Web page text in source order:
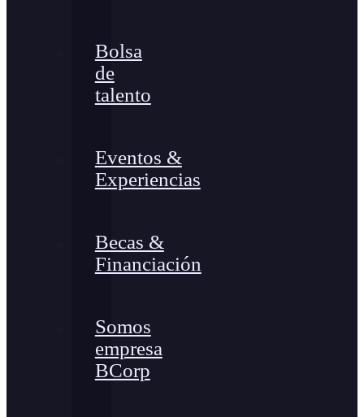
Bolsa
de
talento
Eventos &
Experiencias
Becas &
Financiación
Somos
empresa
BCorp